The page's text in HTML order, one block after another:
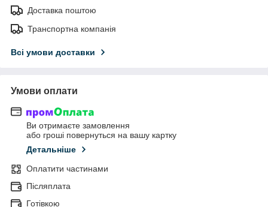
Доставка поштою
Транспортна компанія
Всі умови доставки
Умови оплати
Ви отримаєте замовлення
або гроші повернуться на вашу картку
Детальніше
Оплатити частинами
Післяплата
Готівкою